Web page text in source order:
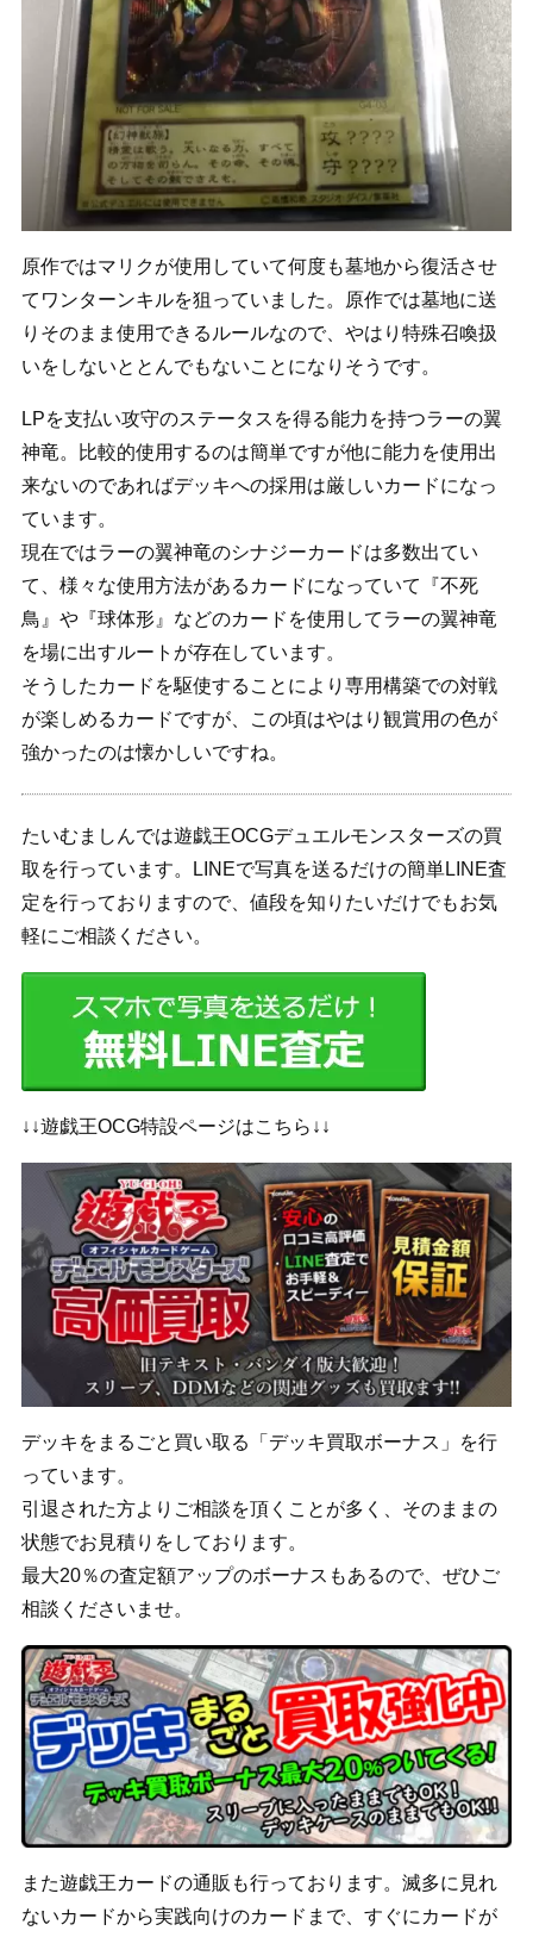
原作ではマリクが使用していて何度も墓地から復活させ
てワンターンキルを狙っていました。原作では墓地に送
りそのまま使用できるルールなので、やはり特殊召喚扱
いをしないととんでもないことになりそうです。
LPを支払い攻守のステータスを得る能力を持つラーの翼
神竜。比較的使用するのは簡単ですが他に能力を使用出
来ないのであればデッキへの採用は厳しいカードになっ
ています。
現在ではラーの翼神竜のシナジーカードは多数出てい
て、様々な使用方法があるカードになっていて『不死
鳥』や『球体形』などのカードを使用してラーの翼神竜
を場に出すルートが存在しています。
そうしたカードを駆使することにより専用構築での対戦
が楽しめるカードですが、この頃はやはり観賞用の色が
強かったのは懐かしいですね。
たいむましんでは遊戯王OCGデュエルモンスターズの買
取を行っています。LINEで写真を送るだけの簡単LINE査
定を行っておりますので、値段を知りたいだけでもお気
軽にご相談ください。
↓↓遊戯王OCG特設ページはこちら↓↓
デッキをまるごと買い取る「デッキ買取ボーナス」を行
っています。
引退された方よりご相談を頂くことが多く、そのままの
状態でお見積りをしております。
最大20％の査定額アップのボーナスもあるので、ぜひご
相談くださいませ。
また遊戯王カードの通販も行っております。滅多に見れ
ないカードから実践向けのカードまで、すぐにカードが